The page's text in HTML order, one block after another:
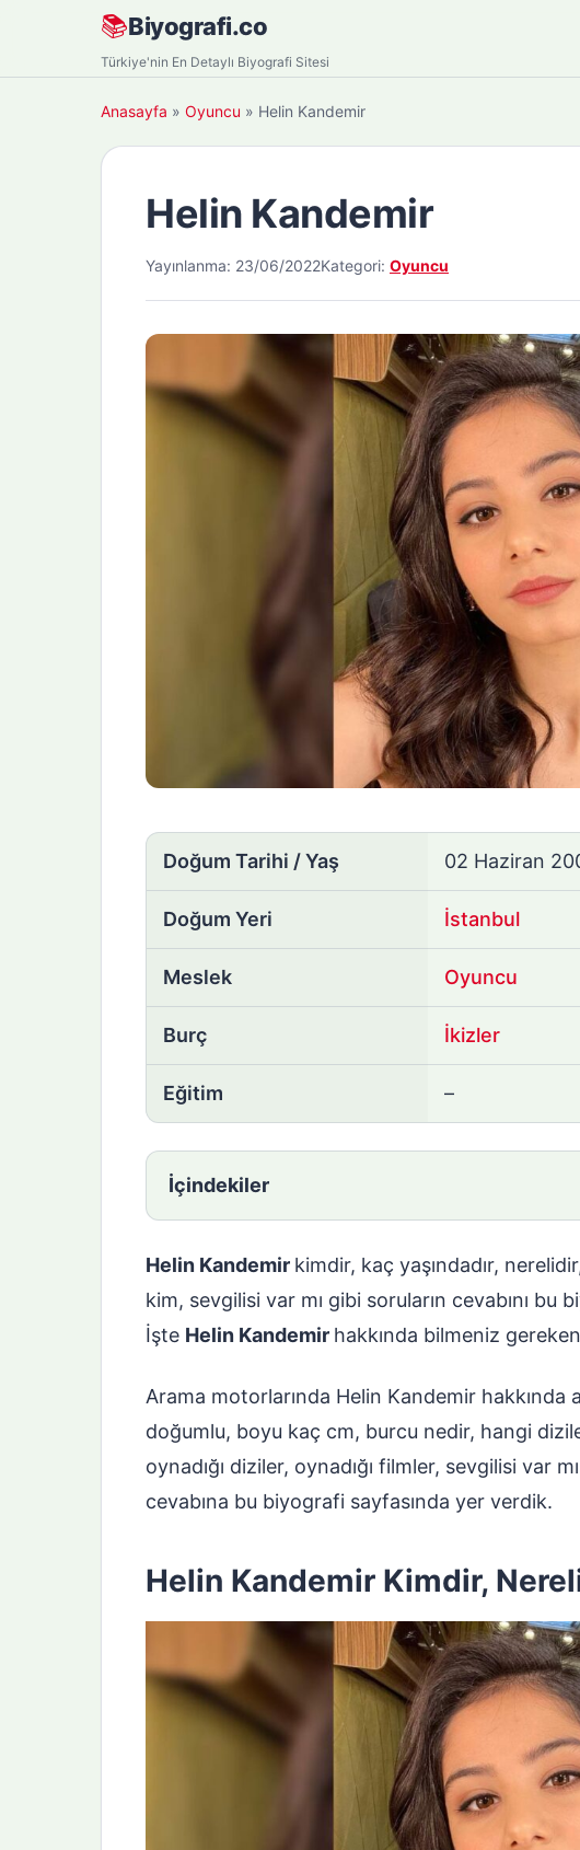
📚Biyografi.co
Türkiye'nin En Detaylı Biyografi Sitesi
Anasayfa » Oyuncu » Helin Kandemir
Helin Kandemir
Yayınlanma: 23/06/2022Kategori: Oyuncu
Doğum Tarihi / Yaş 02 Haziran
Doğum Yeri İstanbul
Meslek Oyuncu
Burç İkizler
Eğitim –
İçindekiler
Helin Kandemir kimdir, kaç yaşındadır,
kim, sevgilisi var mı gibi soruların cevabını bu
İşte Helin Kandemir hakkında bilmeniz
Arama motorlarında Helin Kandemir hakkında
doğumlu, boyu kaç cm, burcu nedir, hangi
oynadığı diziler, oynadığı filmler, sevgilisi var
cevabına bu biyografi sayfasında yer verdik.
Helin Kandemir Kimdir,